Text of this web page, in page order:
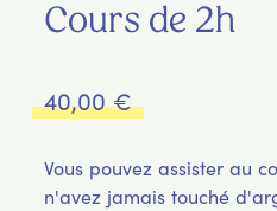
Cours de 2h
40,00€
Vous pouvez assister au
n'avez jamais touché